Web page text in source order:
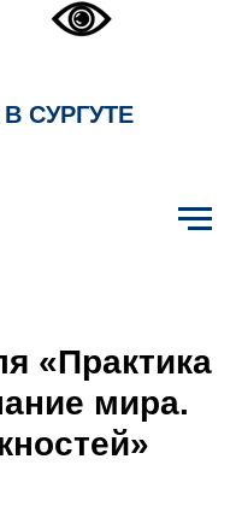
СУРГУТЕ
«Практика
мира.